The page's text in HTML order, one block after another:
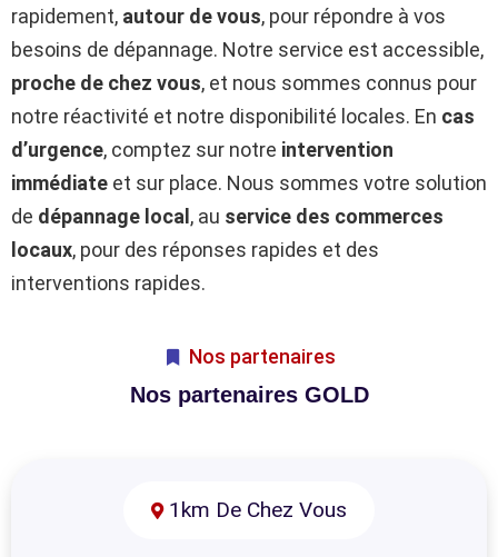
rapidement, autour de vous, pour répondre à vos
besoins de dépannage. Notre service est accessible,
proche de chez vous, et nous sommes connus pour
notre réactivité et notre disponibilité locales. En cas
d’urgence, comptez sur notre intervention
immédiate et sur place. Nous sommes votre solution
de dépannage local , au service des commerces
locaux, pour des réponses rapides et des
interventions rapides.
Nos partenaires
Nos partenaires GOLD
1km De Chez Vous